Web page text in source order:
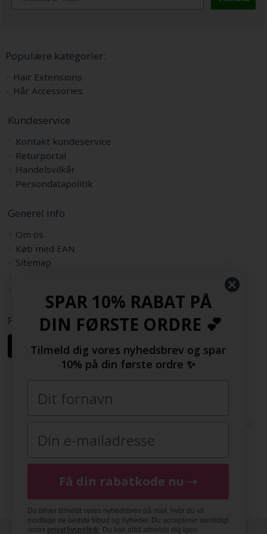
Populære kategorier:
Hair Extensions
Hår Accessories
Kundeservice
Kontakt kundeservice
Returportal
Handelsvilkår
Persondatapolitik
Generel info
Om os
Køb med EAN
Sitemap
Følg os her
Kolding, Danmark | Tlf(+45) 20154560 | CVR: 33377002 |
FashionGirl.dk er ejet af HolmeGruppen ApS
SPAR 10% RABAT PÅ
DIN FØRSTE ORDRE 💕
Tilmeld dig vores nyhedsbrev og spar
10% på din første ordre ✨
Få din rabatkode nu ➝
Du bliver tilmeldt vores nyhedsbrev på mail, hvor du vil
modtage de bedste tilbud og nyheder. Du accepterer samtidigt
vores privatlivspolitik. Du kan altid afmelde dig igen.